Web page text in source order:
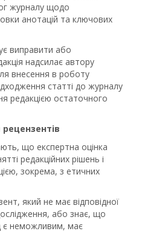
журналу щодо
анотацій та ключових
виправити або
надсилає автору
внесення в роботу
статті до журналу
редакцією остаточного
рецензентів
що експертна оцінка
редакційних рішень і
зокрема, з етичних
який не має відповідної
або знає, що
є неможливим, має